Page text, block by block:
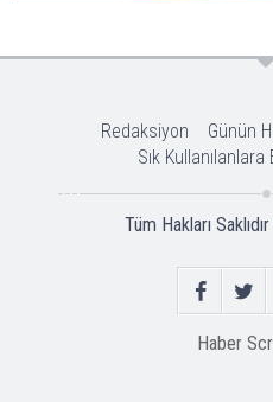
Redaksiyon Günün
Sık Kullanılanlara
Tüm Hakları
Haber